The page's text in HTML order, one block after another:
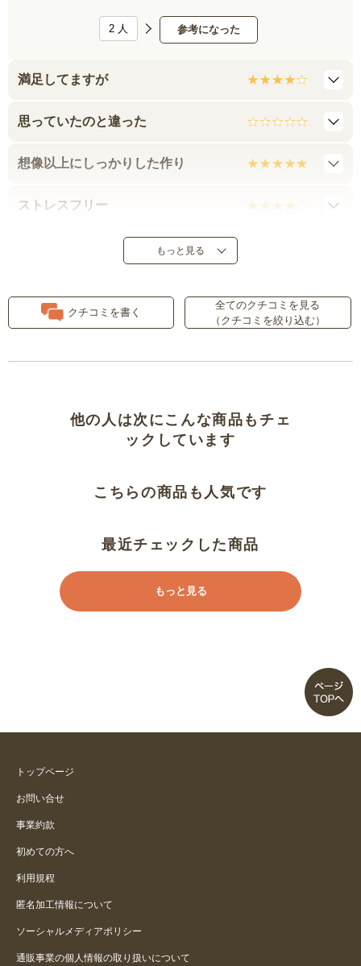
参考になった
2 人
満足してますが
思っていたのと違った
想像以上にしっかりした作り
ストレスフリー
もっと見る
クチコミを書く
全てのクチコミを見る
（クチコミを絞り込む）
他の人は次にこんな商品もチェ
ックしています
こちらの商品も人気です
最近チェックした商品
もっと見る
トップページ
お問い合せ
事業約款
初めての方へ
利用規程
匿名加工情報について
ソーシャルメディアポリシー
通販事業の個人情報の取り扱いについて